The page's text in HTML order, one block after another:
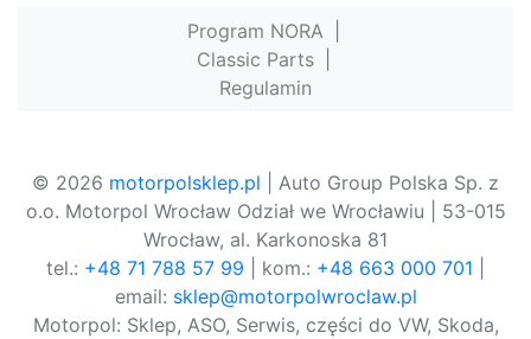
Program NORA
Classic Parts
Regulamin
© 2026 motorpolsklep.pl | Auto Group Polska Sp. z
o.o. Motorpol Wrocław Odział we Wrocławiu | 53-015
Wrocław, al. Karkonoska 81
tel.: +48 71 788 57 99 | kom.: +48 663 000 701
email: sklep@motorpolwroclaw.pl
Motorpol: Sklep, ASO, Serwis, części do VW, Skoda,